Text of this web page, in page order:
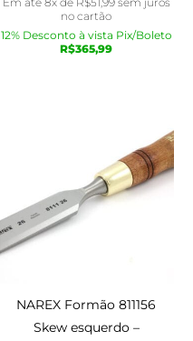
Em até 8x de R$51,99 sem juros
no cartão
12% Desconto à vista Pix/Boleto
R$365,99
NAREX Formão 811156
Skew esquerdo –
R$200,90.
atual
é:
R$185,90.